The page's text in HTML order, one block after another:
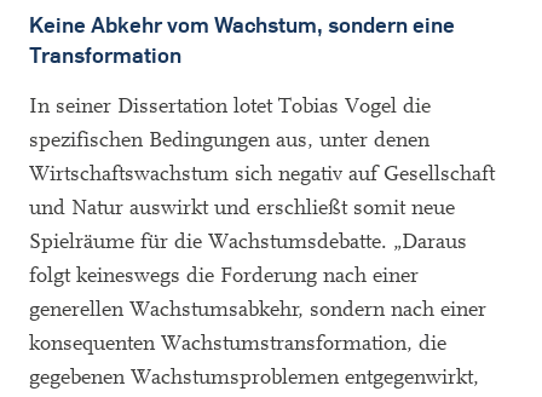
Keine Abkehr vom Wachstum, sondern eine
Transformation
In seiner Dissertation lotet Tobias Vogel die
spezifischen Bedingungen aus, unter denen
Wirtschaftswachstum sich negativ auf Gesellschaft
und Natur auswirkt und erschließt somit neue
Spielräume für die Wachstumsdebatte. „Daraus
folgt keineswegs die Forderung nach einer
generellen Wachstumsabkehr, sondern nach einer
konsequenten Wachstumstransformation, die
gegebenen Wachstumsproblemen entgegenwirkt,